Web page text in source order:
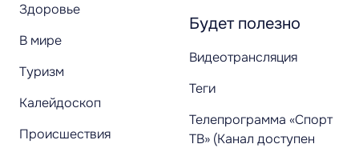
Здоровье
В мире
Туризм
Калейдоскоп
Происшествия
Будет полезно
Видеотрансляция
Теги
Телепрограмма «Спорт
ТВ» (Канал доступен